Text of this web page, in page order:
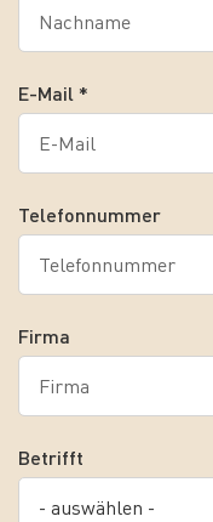
E-Mail *
Telefonnummer
Firma
Betrifft